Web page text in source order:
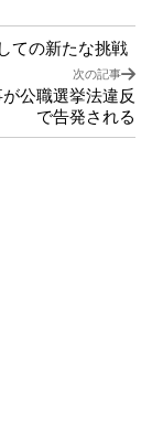
ての新たな挑戦
次の記事
公職選挙法違反
で告発される